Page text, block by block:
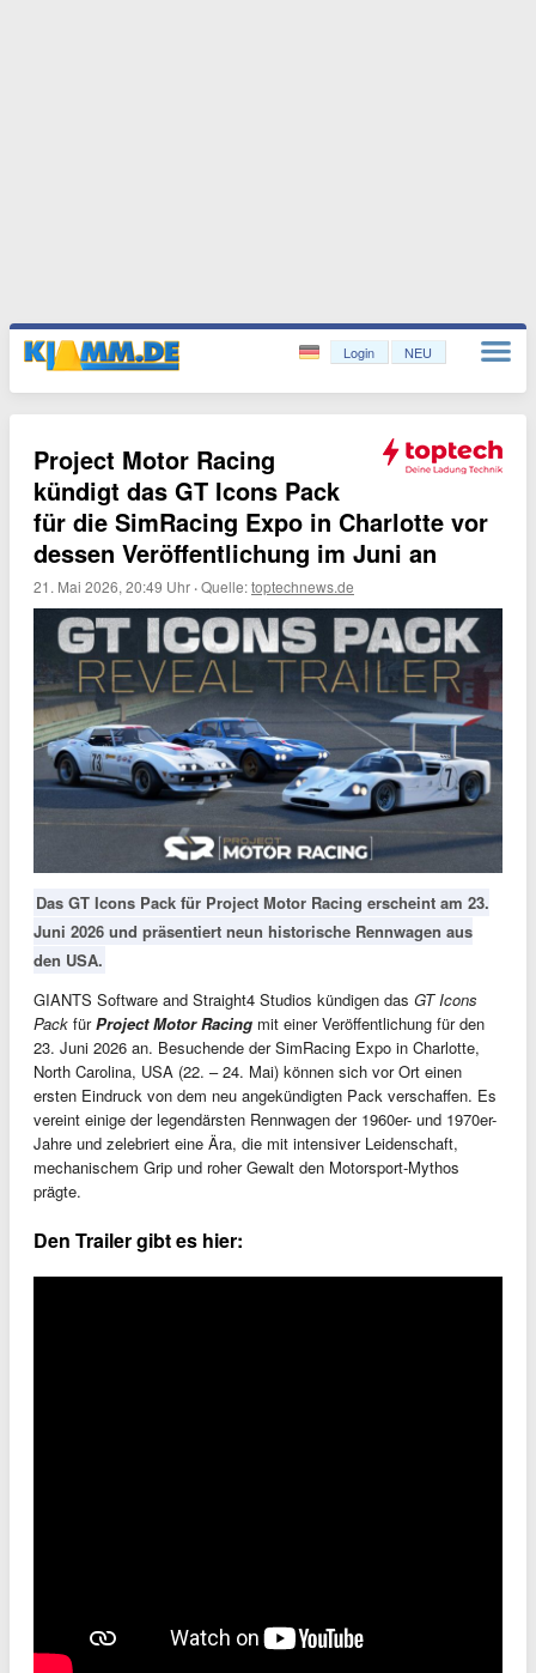
Login NEU
Project Motor Racing
kündigt das GT Icons Pack
für die SimRacing Expo in Charlotte vor
dessen Veröffentlichung im Juni an
21. Mai 2026, 20:49 Uhr ·Quelle:toptechnews.de
Das GT Icons Pack für Project Motor Racing erscheint am 23.
Juni 2026 und präsentiert neun historische Rennwagen aus
den USA.
GIANTS Software and Straight4 Studios kündigen das GT Icons
Pack fürProject Motor Racing mit einer Veröffentlichung für den
23. Juni 2026 an. Besuchende der SimRacing Expo in Charlotte,
North Carolina, USA (22. – 24. Mai) können sich vor Ort einen
ersten Eindruck von dem neu angekündigten Pack verschaffen. Es
vereint einige der legendärsten Rennwagen der 1960er- und 1970er-
Jahre und zelebriert eine Ära, die mit intensiver Leidenschaft,
mechanischem Grip und roher Gewalt den Motorsport-Mythos
prägte.
Den Trailer gibt es hier: